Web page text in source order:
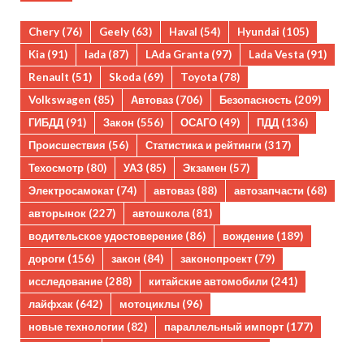
Chery (76) Geely (63) Haval (54) Hyundai (105)
Kia (91) lada (87) LAda Granta (97) Lada Vesta (91)
Renault (51) Skoda (69) Toyota (78)
Volkswagen (85) Автоваз (706) Безопасность (209)
ГИБДД (91) Закон (556) ОСАГО (49) ПДД (136)
Происшествия (56) Статистика и рейтинги (317)
Техосмотр (80) УАЗ (85) Экзамен (57)
Электросамокат (74) автоваз (88) автозапчасти (68)
авторынок (227) автошкола(81)
водительское удостоверение (86) вождение (189)
дороги (156) закон (84) законопроект (79)
исследование (288) китайские автомобили (241)
лайфхак (642) мотоциклы (96)
новые технологии (82) параллельный импорт (177)